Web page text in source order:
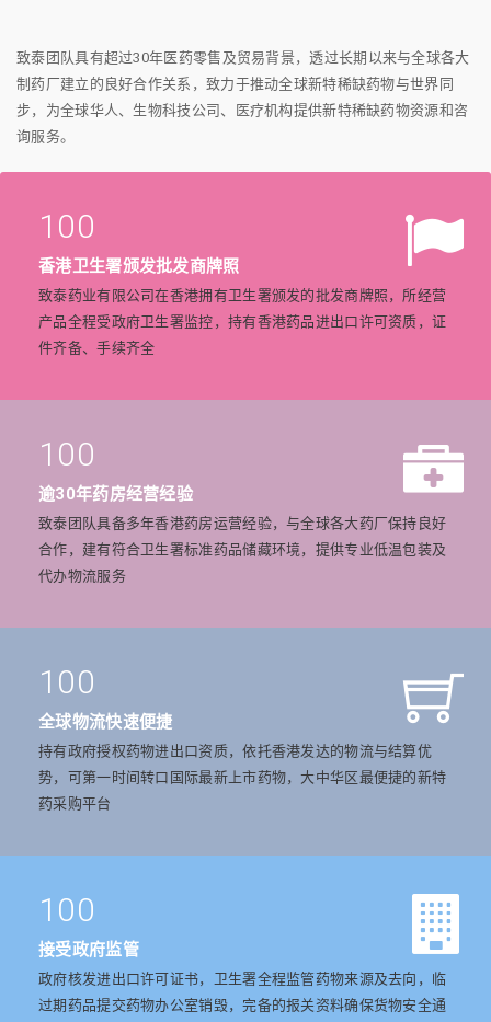
致泰团队具有超过30年医药零售及贸易背景，透过长期以来与全球各大
制药厂建立的良好合作关系，致力于推动全球新特稀缺药物与世界同
步，为全球华人、生物科技公司、医疗机构提供新特稀缺药物资源和咨
询服务。
100
香港卫生署颁发批发商牌照
致泰药业有限公司在香港拥有卫生署颁发的批发商牌照，所经营
产品全程受政府卫生署监控，持有香港药品进出口许可资质，证
件齐备、手续齐全
100
逾30年药房经营经验
致泰团队具备多年香港药房运营经验，与全球各大药厂保持良好
合作，建有符合卫生署标准药品储藏环境，提供专业低温包装及
代办物流服务
100
全球物流快速便捷
持有政府授权药物进出口资质，依托香港发达的物流与结算优
势，可第一时间转口国际最新上市药物，大中华区最便捷的新特
药采购平台
100
接受政府监管
政府核发进出口许可证书，卫生署全程监管药物来源及去向，临
过期药品提交药物办公室销毁，完备的报关资料确保货物安全通